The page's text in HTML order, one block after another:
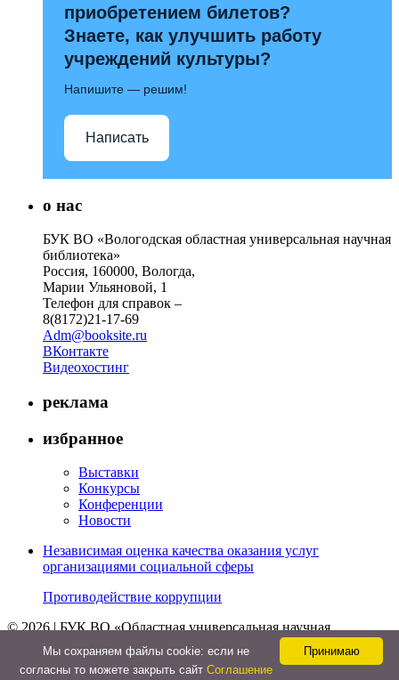
приобретением билетов?
Знаете, как улучшить работу
учреждений культуры?
Напишите — решим!
Написать
о нас
БУК ВО «Вологодская областная универсальная научная
библиотека»
Россия, 160000, Вологда,
Марии Ульяновой, 1
Телефон для справок –
8(8172)21-17-69
Adm@booksite.ru
ВКонтакте
Видеохостинг
реклама
избранное
Выставки
Конкурсы
Конференции
Новости
Независимая оценка качества оказания услуг
организациями социальной сферы
Противодействие коррупции
© 2026 | БУК ВО «Областная универсальная научная
библиотека»
Принимаю
Мы cохраняем файлы cookie: если не
согласны то можете закрыть сайт Соглашение